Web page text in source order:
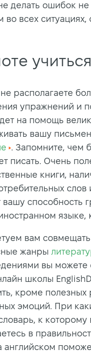
делать ошибок не
во всех
располагаете
упражнений и
на помощь
вашу
. Запомните, чем
писать. Очень
книги,
слов
вашу способность
языке,
вам
жанры
вы можете
школы
кроме полезных
эмоций. При
к которому
в
английском